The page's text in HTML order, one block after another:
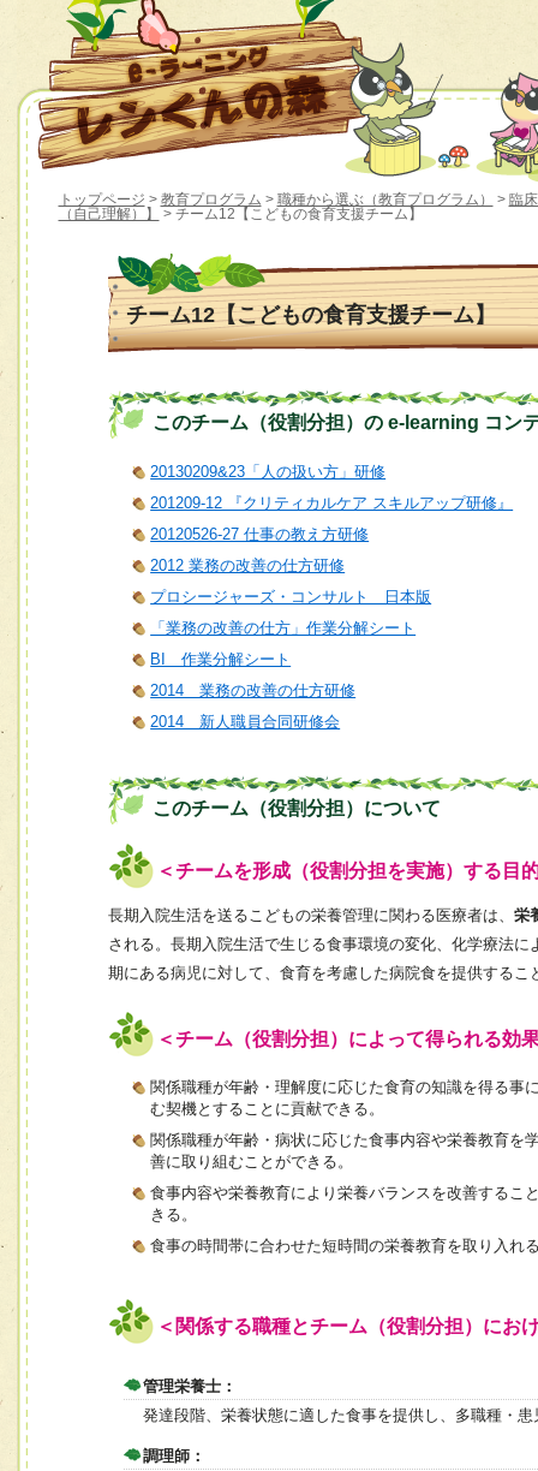
トップページ > 教育プログラム > 職種から選ぶ（教育プログラム） > 臨
（自己理解）】
> チーム12【こどもの食育支援チーム】
チーム12【こどもの食育支援チーム】
このチーム（役割分担）の e-learning コン
20130209&23「人の扱い方」研修
201209-12 『クリティカルケア スキルアップ研修』
20120526-27 仕事の教え方研修
2012 業務の改善の仕方研修
プロシージャーズ・コンサルト 日本版
「業務の改善の仕方」作業分解シート
BI 作業分解シート
2014 業務の改善の仕方研修
2014 新人職員合同研修会
このチーム（役割分担）について
＜チームを形成（役割分担を実施）する目
長期入院生活を送るこどもの栄養管理に関わる医療者は、 栄
される。長期入院生活で生じる食事環境の変化、化学療法
期にある病児に対して、食育を考慮した病院食を提供する
＜チーム（役割分担）によって得られる効
関係職種が年齢・理解度に応じた食育の知識を得る事
む契機とすることに貢献できる。
関係職種が年齢・病状に応じた食事内容や栄養教育を
善に取り組むことができる。
食事内容や栄養教育により栄養バランスを改善するこ
きる。
食事の時間帯に合わせた短時間の栄養教育を取り入れ
＜関係する職種とチーム（役割分担）にお
管理栄養士：
発達段階、栄養状態に適した食事を提供し、多職種・
調理師：